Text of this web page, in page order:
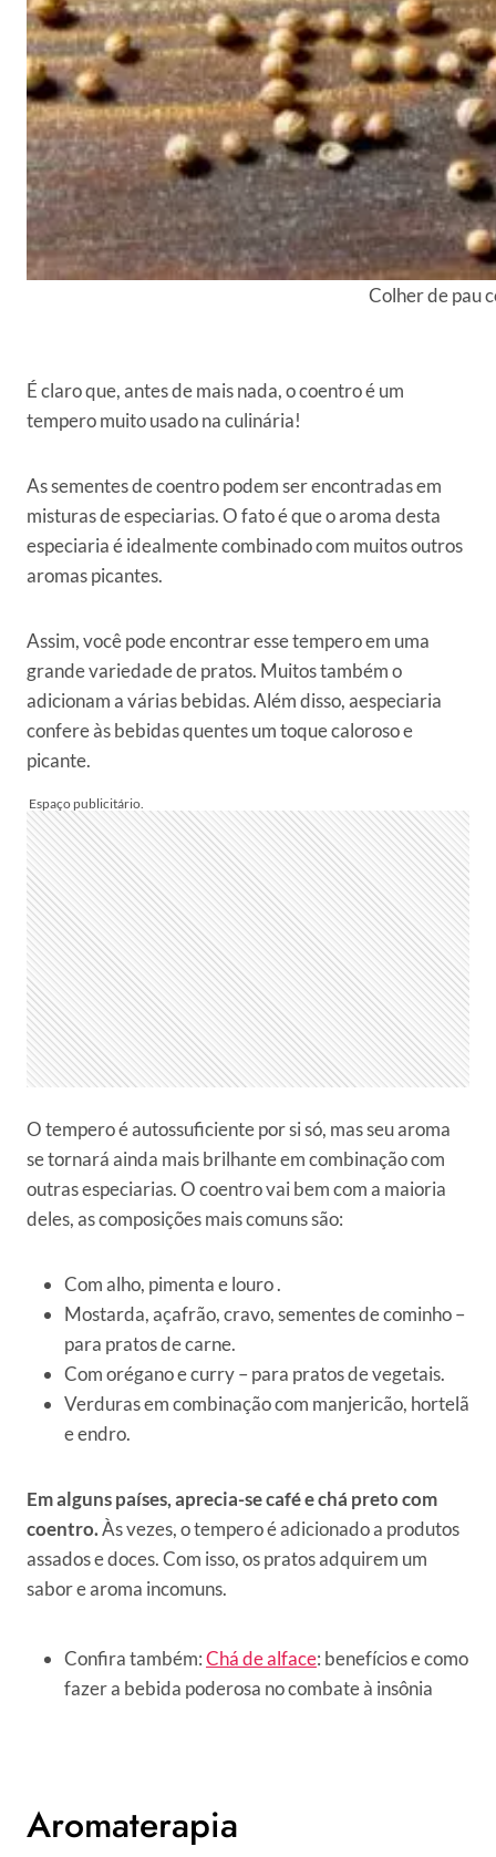
Colher de pau
É claro que, antes de mais nada, o coentro é um
tempero muito usado na culinária!
As sementes de coentro podem ser encontradas em
misturas de especiarias. O fato é que o aroma desta
especiaria é idealmente combinado com muitos outros
aromas picantes.
Assim, você pode encontrar esse tempero em uma
grande variedade de pratos. Muitos também o
adicionam a várias bebidas. Além disso, aespeciaria
confere às bebidas quentes um toque caloroso e
picante.
O tempero é autossuficiente por si só, mas seu aroma
se tornará ainda mais brilhante em combinação com
outras especiarias. O coentro vai bem com a maioria
deles, as composições mais comuns são:
Com alho, pimenta e louro .
Mostarda, açafrão, cravo, sementes de cominho –
para pratos de carne.
Com orégano e curry – para pratos de vegetais.
Verduras em combinação com manjericão, hortelã
e endro.
Em alguns países, aprecia-se café e chá preto com
coentro.Às vezes, o tempero é adicionado a produtos
assados ​​e doces. Com isso, os pratos adquirem um
sabor e aroma incomuns.
Confira também:Chá de alface: benefícios e como
fazer a bebida poderosa no combate à insônia
Aromaterapia